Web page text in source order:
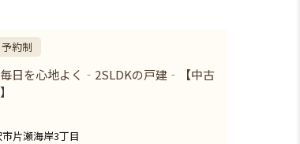
予約制
日を心地よく‐2SLDKの戸建‐【中古
片瀬海岸3丁目